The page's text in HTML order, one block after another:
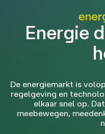
Energie
De energiemarkt is
regelgeving en
elkaar snel op.
meebewegen,